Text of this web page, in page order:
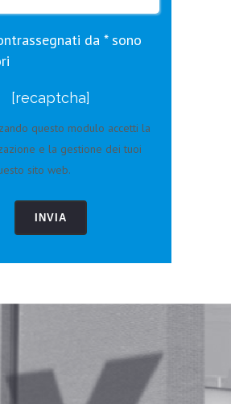
da * sono
[recaptcha]
questo modulo accetti la
e la gestione dei tuoi
sito web.